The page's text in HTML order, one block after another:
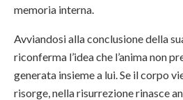
memoria interna.
Avviandosi alla conclusione della
riconferma l’idea che l’anima non
generata insieme a lui. Se il corpo
risorge, nella risurrezione rinasce